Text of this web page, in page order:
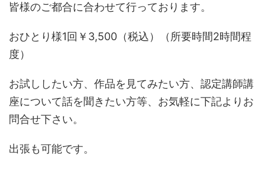
皆様のご都合に合わせて行っております。
おひとり様1回￥3,500（税込）（所要時間2時間程
度）
お試ししたい方、作品を見てみたい方、認定講師講
座について話を聞きたい方等、お気軽に下記よりお
問合せ下さい。
出張も可能です。